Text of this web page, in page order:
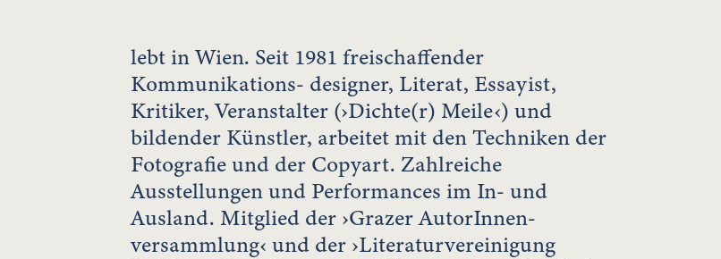
lebt in Wien. Seit 1981 freischaffender
Kommunikations- designer, Literat, Essayist,
Kritiker, Veranstalter (›Dichte(r) Meile‹) und
bildender Künstler, arbeitet mit den Techniken der
Fotografie und der Copyart. Zahlreiche
Ausstellungen und Performances im In- und
Ausland. Mitglied der ›Grazer AutorInnen-
versammlung‹ und der ›Literaturvereinigung